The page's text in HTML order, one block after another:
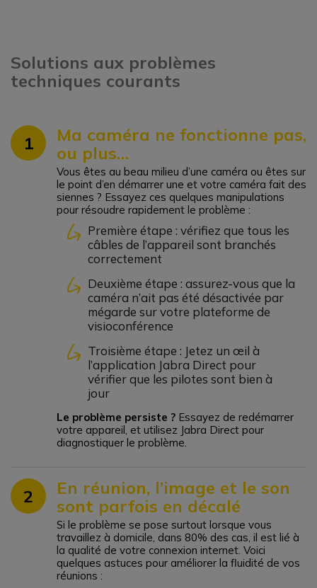
Solutions aux problèmes
techniques courants
1
Ma caméra ne fonctionne pas,
ou plus…
Vous êtes au beau milieu d’une caméra ou êtes sur
le point d’en démarrer une et votre caméra fait des
siennes ? Essayez ces quelques manipulations
pour résoudre rapidement le problème :
Première étape : vérifiez que tous les
câbles de l’appareil sont branchés
correctement
Deuxième étape : assurez-vous que la
caméra n’ait pas été désactivée par
mégarde sur votre plateforme de
visioconférence
Troisième étape : Jetez un œil à
l’application Jabra Direct pour
vérifier que les pilotes sont bien à
jour
Le problème persiste ? Essayez de redémarrer
votre appareil, et utilisez Jabra Direct pour
diagnostiquer le problème.
2
En réunion, l’image et le son
sont parfois en décalé
Si le problème se pose surtout lorsque vous
travaillez à domicile, dans 80% des cas, il est lié à
la qualité de votre connexion internet. Voici
quelques astuces pour améliorer la fluidité de vos
réunions :